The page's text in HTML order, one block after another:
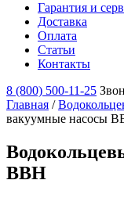
Гарантия и
Доставка
Оплата
Статьи
Контакты
8 (800) 500-11-25
Главная /
вакуумные насосы
ВВН